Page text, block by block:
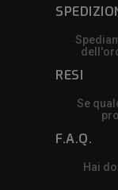
RESI
Se
F.A.Q.
Hai